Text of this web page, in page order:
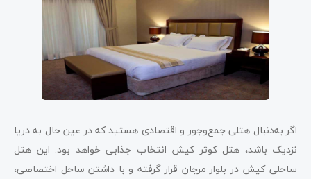
اگر به‌دنبال هتلی جمع‌وجور و اقتصادی هستید که در عین حال به دریا
نزدیک باشد، هتل کوثر کیش انتخاب جذابی خواهد بود. این هتل
ساحلی کیش در بلوار مرجان قرار گرفته و با داشتن ساحل اختصاصی،